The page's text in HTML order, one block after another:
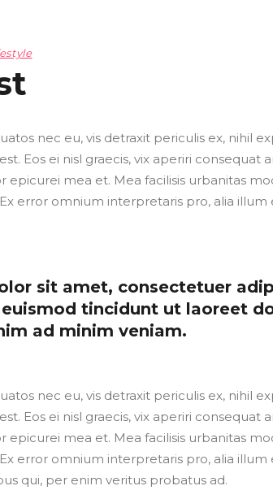
nec eu, vis detraxit periculis ex, nihil
Eos ei nisl graecis, vix aperiri consequat
epicurei mea et. Mea facilisis urbanitas
error omnium interpretaris pro, alia
sit amet, consectetuer
tincidunt ut laoreet
ad minim veniam.
nec eu, vis detraxit periculis ex, nihil
Eos ei nisl graecis, vix aperiri consequat
epicurei mea et. Mea facilisis urbanitas
error omnium interpretaris pro, alia
qui, per enim veritus probatus ad.